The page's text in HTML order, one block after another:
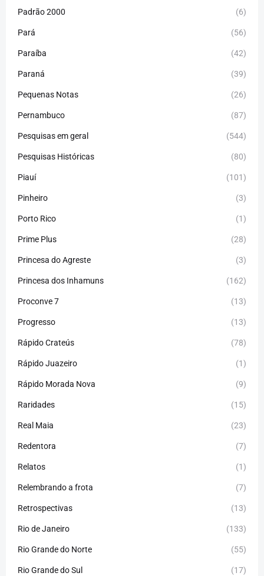
Padrão 2000 (6)
Pará (56)
Paraíba (42)
Paraná (39)
Pequenas Notas (26)
Pernambuco (87)
Pesquisas em geral (544)
Pesquisas Históricas (80)
Piauí (101)
Pinheiro (3)
Porto Rico (1)
Prime Plus (28)
Princesa do Agreste (3)
Princesa dos Inhamuns (162)
Proconve 7 (13)
Progresso (13)
Rápido Crateús (78)
Rápido Juazeiro (1)
Rápido Morada Nova (9)
Raridades (15)
Real Maia (23)
Redentora (7)
Relatos (1)
Relembrando a frota (7)
Retrospectivas (13)
Rio de Janeiro (133)
Rio Grande do Norte (55)
Rio Grande do Sul (17)